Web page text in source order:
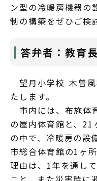
ン型の冷暖房機器の
制の構築をぜひご検
答弁者：教育長
望月小学校 木曽風
たします。
市内には、布施体
の屋内体育館と、21
の中で、冷暖房の設
市総合体育館の1ヶ所
理由は、1年を通し